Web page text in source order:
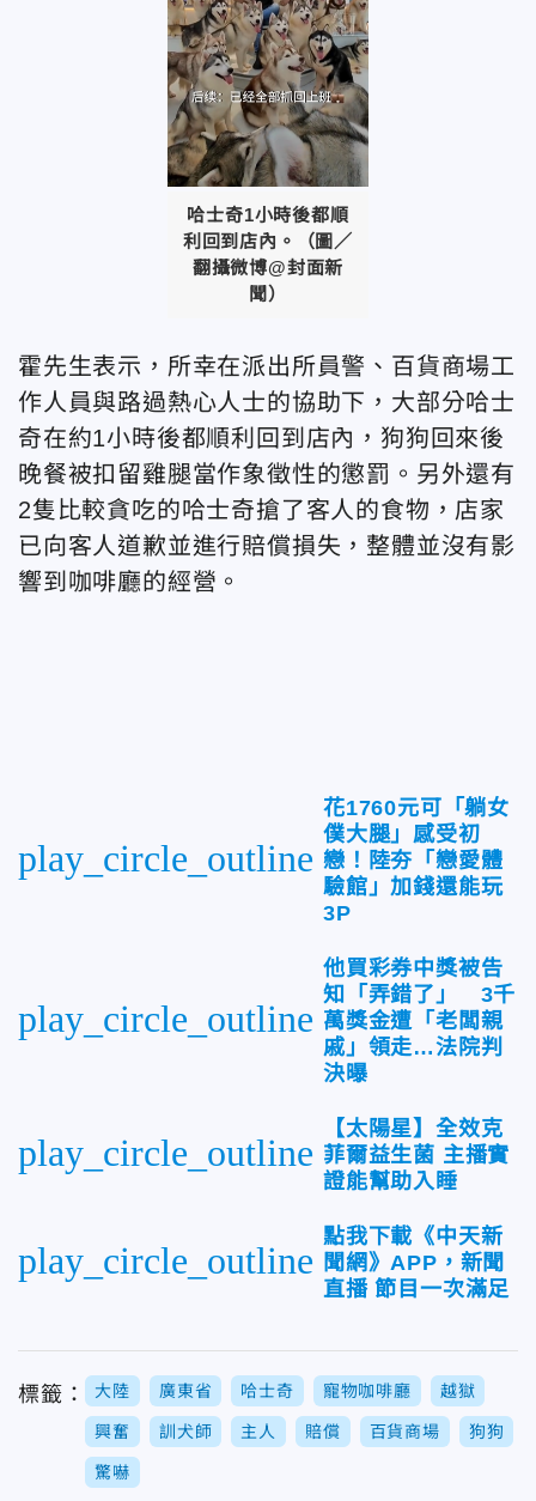
哈士奇1小時後都順
利回到店內。（圖／
翻攝微博@封面新
聞）
霍先生表示，所幸在派出所員警、百貨商場工
作人員與路過熱心人士的協助下，大部分哈士
奇在約1小時後都順利回到店內，狗狗回來後
晚餐被扣留雞腿當作象徵性的懲罰。另外還有
2隻比較貪吃的哈士奇搶了客人的食物，店家
已向客人道歉並進行賠償損失，整體並沒有影
響到咖啡廳的經營。
play_circle_outline
花1760元可「躺女
僕大腿」感受初
戀！陸夯「戀愛體
驗館」加錢還能玩
3P
play_circle_outline
他買彩券中獎被告
知「弄錯了」 3千
萬獎金遭「老闆親
戚」領走…法院判
決曝
play_circle_outline
【太陽星】全效克
菲爾益生菌 主播實
證能幫助入睡
play_circle_outline
點我下載《中天新
聞網》APP，新聞
直播 節目一次滿足
標籤： 大陸 廣東省 哈士奇 寵物咖啡廳 越獄
興奮 訓犬師 主人 賠償 百貨商場 狗狗
驚嚇